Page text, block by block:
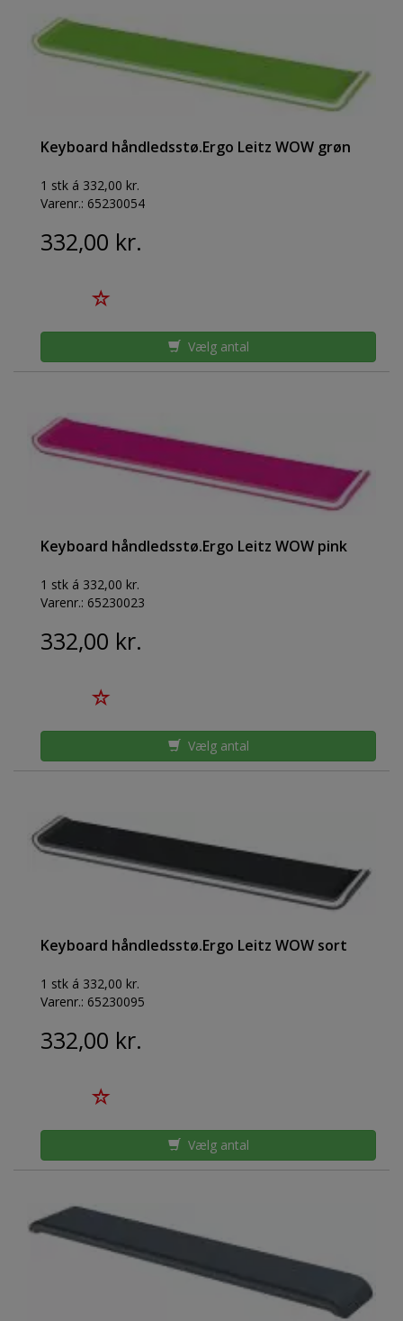
Keyboard håndledsstø.Ergo Leitz WOW grøn
1 stk á 332,00 kr.
Varenr.: 65230054
332,00 kr.
Vælg antal
Keyboard håndledsstø.Ergo Leitz WOW pink
1 stk á 332,00 kr.
Varenr.: 65230023
332,00 kr.
Vælg antal
Keyboard håndledsstø.Ergo Leitz WOW sort
1 stk á 332,00 kr.
Varenr.: 65230095
332,00 kr.
Vælg antal